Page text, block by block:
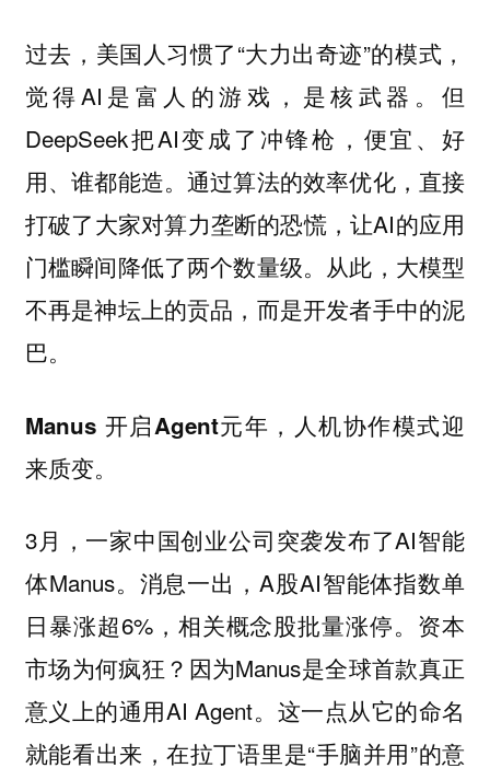
过去，美国人习惯了“大力出奇迹”的模式，
觉得AI是富人的游戏，是核武器。但
DeepSeek把AI变成了冲锋枪，便宜、好
用、谁都能造。通过算法的效率优化，直接
打破了大家对算力垄断的恐慌，让AI的应用
门槛瞬间降低了两个数量级。从此，大模型
不再是神坛上的贡品，而是开发者手中的泥
巴。
Manus 开启Agent元年，人机协作模式迎
来质变。
3月，一家中国创业公司突袭发布了AI智能
体Manus。消息一出，A股AI智能体指数单
日暴涨超6%，相关概念股批量涨停。资本
市场为何疯狂？因为Manus是全球首款真正
意义上的通用AI Agent。这一点从它的命名
就能看出来，在拉丁语里是“手脑并用”的意